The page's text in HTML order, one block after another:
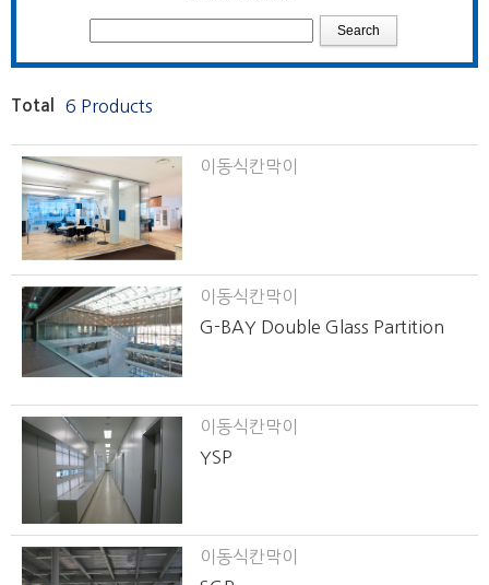
Total 6 Products
이동식칸막이
이동식칸막이
G-BAY Double Glass Partition
이동식칸막이
YSP
이동식칸막이